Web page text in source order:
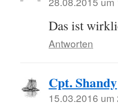
Das ist
Antworten
Cpt. Shandy
15.03.2016 um